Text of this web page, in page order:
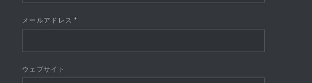
メールアドレス*
ウェブサイト